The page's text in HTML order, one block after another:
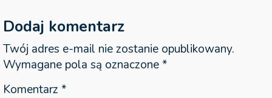
Dodaj komentarz
Twój adres e-mail nie zostanie opublikowany.
Wymagane pola są oznaczone*
Komentarz *